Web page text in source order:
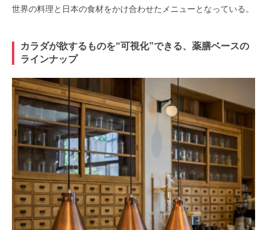
世界の料理と日本の食材をかけ合わせたメニューとなっている。
カラダが欲するものを“可視化”できる、薬膳ベースの
ラインナップ